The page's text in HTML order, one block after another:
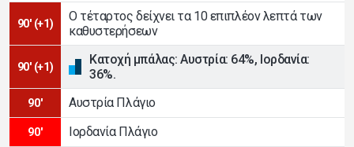
90' (+1)
Ο τέταρτος δείχνει τα 10 επιπλέον λεπτά των
καθυστερήσεων
90' (+1)
Κατοχή μπάλας: Αυστρία: 64%, Ιορδανία:
36%.
90' Αυστρία Πλάγιο
90' Ιορδανία Πλάγιο